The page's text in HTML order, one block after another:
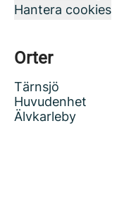
Hantera cookies
Orter
Tärnsjö
Huvudenhet
Älvkarleby